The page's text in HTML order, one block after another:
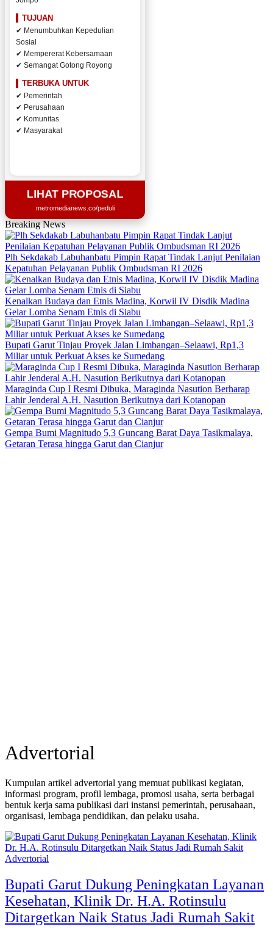
TUJUAN
✔ Menumbuhkan Kepedulian
Sosial
✔ Mempererat Kebersamaan
✔ Semangat Gotong Royong
TERBUKA UNTUK
✔ Pemerintah
✔ Perusahaan
✔ Komunitas
✔ Masyarakat
LIHAT PROPOSAL
metromedianews.co/peduli
Breaking News
Plh Sekdakab Labuhanbatu Pimpin Rapat Tindak Lanjut Penilaian
Kepatuhan Pelayanan Publik Ombudsman RI 2026
Kenalkan Budaya dan Etnis Madina, Korwil IV Disdik Madina
Gelar Lomba Senam Etnis di Siabu
Bupati Garut Tinjau Proyek Jalan Limbangan–Selaawi, Rp1,3
Miliar untuk Perkuat Akses ke Sumedang
Maraginda Cup I Resmi Dibuka, Maraginda Nasution Berharap
Lahir Jenderal A.H. Nasution Berikutnya dari Kotanopan
Gempa Bumi Magnitudo 5,3 Guncang Barat Daya Tasikmalaya,
Getaran Terasa hingga Garut dan Cianjur
Advertorial
Kumpulan artikel advertorial yang memuat publikasi kegiatan,
informasi program, profil lembaga, promosi usaha, serta berbagai
bentuk kerja sama publikasi dari instansi pemerintah, perusahaan,
organisasi, lembaga pendidikan, dan pelaku usaha.
Advertorial
Bupati Garut Dukung Peningkatan Layanan
Kesehatan, Klinik Dr. H.A. Rotinsulu
Ditargetkan Naik Status Jadi Rumah Sakit